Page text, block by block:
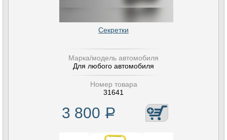
Секретки
Марка/модель автомобиля
Для любого автомобиля
Номер товара
31641
3 800 Р